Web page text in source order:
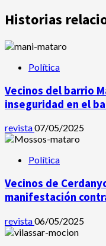
Historias
Política
Vecinos del barrio
inseguridad en el
revista07/05/2025
Política
Vecinos de
manifestación
revista06/05/2025